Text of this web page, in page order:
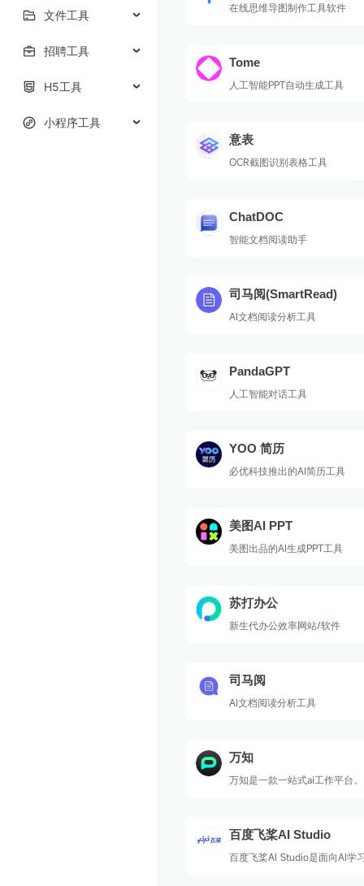
文件工具
招聘工具
H5工具
小程序工具
在线思维导图制作工具软件
Tome
人工智能PPT自动生成工具
意表
OCR截图识别表格工具
ChatDOC
智能文档阅读助手
司马阅(SmartRead)
AI文档阅读分析工具
PandaGPT
人工智能对话工具
YOO 简历
必优科技推出的AI简历工具
美图AI PPT
美图出品的AI生成PPT工具
苏打办公
新生代办公效率网站/软件
司马阅
AI文档阅读分析工具
万知
万知是一款一站式ai工作平台
说，万知能够快速理解大量文
专业的PPT演示文稿。旨在帮
效率，简化工作流程，并在多
百度飞桨AI Studio
百度飞桨AI Studio是面向AI学